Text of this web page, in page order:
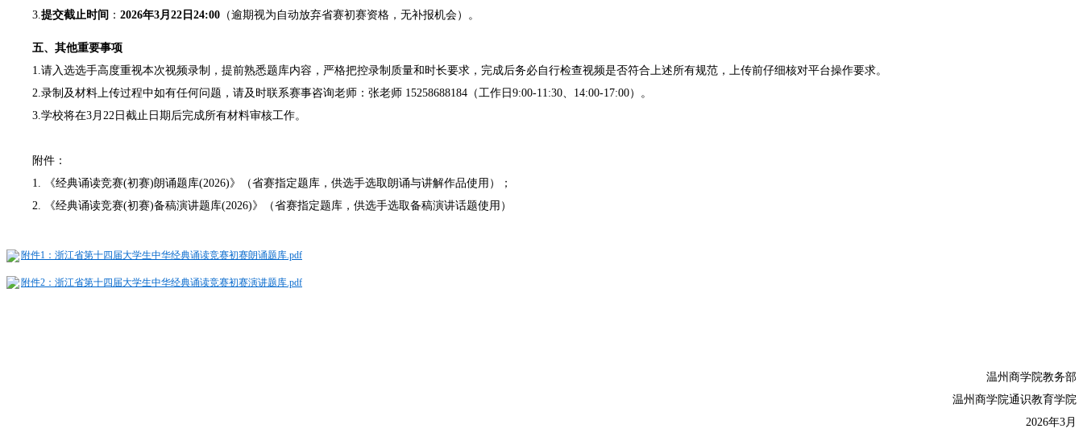
3.提交截止时间 ： 2026年3月22日24:00 （逾期视为自动放弃省赛初赛资格，无补报机会）。
五、其他重要事项
1.请入选选手高度重视本次视频录制，提前熟悉题库内容，严格把控录制质量和时长要求，完成后务必自行检查视频是否符合上述所有规范，上传前仔细核对平台操作要求。
2.录制及材料上传过程中如有任何问题，请及时联系赛事咨询老师：张老师 15258688184（工作日9:00-11:30、14:00-17:00）。
3.学校将在3月22日截止日期后完成所有材料审核工作。
附件：
1. 《经典诵读竞赛(初赛)朗诵题库(2026)》（省赛指定题库，供选手选取朗诵与讲解作品使用）；
2. 《经典诵读竞赛(初赛)备稿演讲题库(2026)》（省赛指定题库，供选手选取备稿演讲话题使用）
附件1：浙江省第十四届大学生中华经典诵读竞赛初赛朗诵题库.pdf
附件2：浙江省第十四届大学生中华经典诵读竞赛初赛演讲题库.pdf
温州商学院教务部
温州商学院通识教育学院
2026年3月